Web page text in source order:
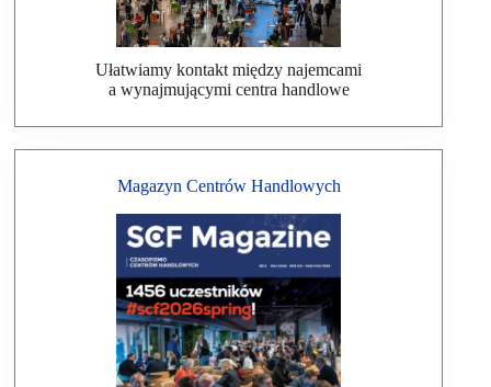
Ułatwiamy kontakt między najemcami
a wynajmującymi centra handlowe
Magazyn Centrów Handlowych